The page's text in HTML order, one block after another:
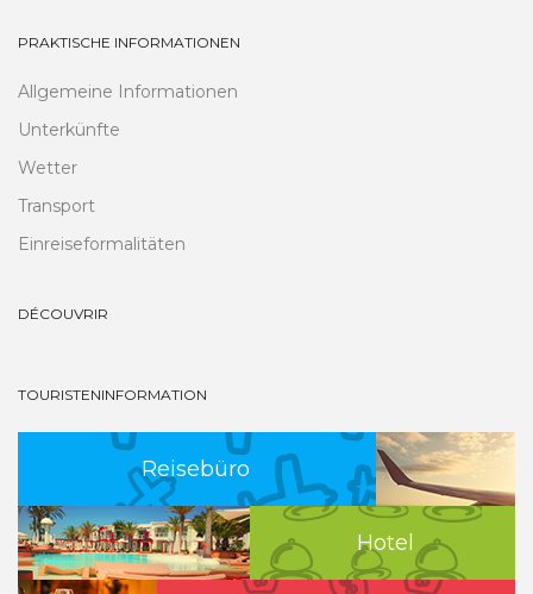
PRAKTISCHE INFORMATIONEN
Allgemeine Informationen
Unterkünfte
Wetter
Transport
Einreiseformalitäten
DÉCOUVRIR
TOURISTENINFORMATION
Reisebüro
Hotel